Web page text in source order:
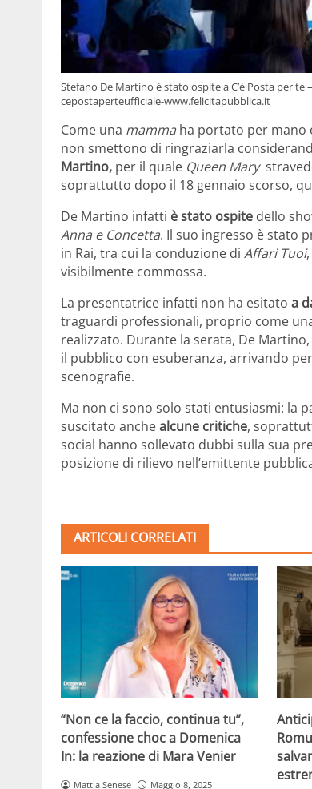
Stefano De Martino è stato ospite a C’è Posta per te
cepostaperteufficiale-www.felicitapubblica.it
Come una mamma ha portato per mano
non smettono di ringraziarla
Martino, per il quale Queen Mary
soprattutto dopo il 18 gennaio scorso,
De Martino infatti è stato ospite dello
Anna e Concetta. Il suo ingresso è stato
in Rai, tra cui la conduzione di Affari Tuoi
visibilmente commossa.
La presentatrice infatti non ha esitato a
traguardi professionali, proprio come
realizzato. Durante la serata, De
il pubblico con esuberanza, arrivando
scenografie.
Ma non ci sono solo stati entusiasmi: la
suscitato anchealcune critiche,
social hanno sollevato dubbi sulla sua
posizione di rilievo nell’emittente
ARTICOLI CORRELATI
“Non ce la faccio, continua tu”,
confessione choc a Domenica
In: la reazione di Mara Venier
Mattia Senese Maggio 8, 2025